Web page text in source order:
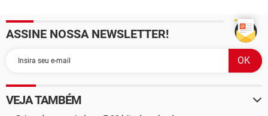
ASSINE NOSSA NEWSLETTER!
VEJA TAMBÉM